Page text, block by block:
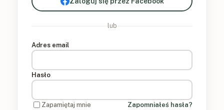
lub
Adres email
Hasło
Zapamiętaj mnie
Zapomniałeś hasła?